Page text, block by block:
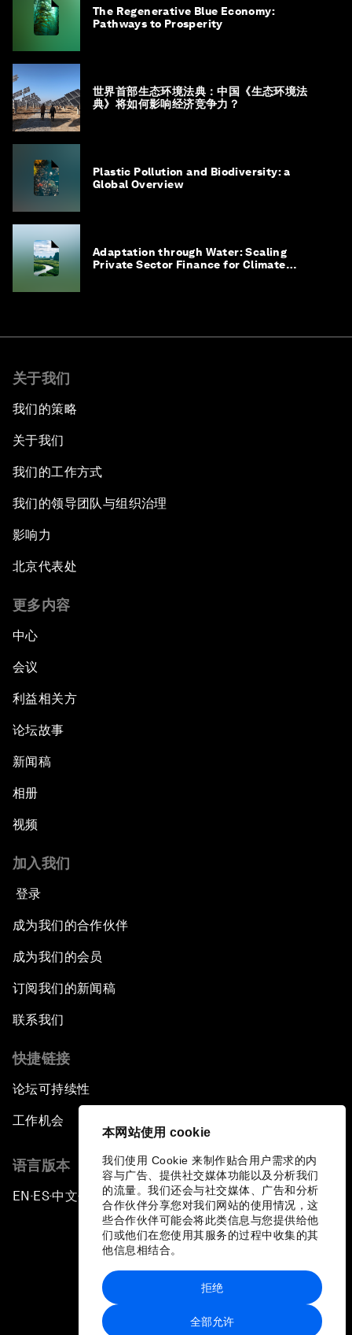
本网站使用 cookie
我们使用 Cookie 来制作贴合用户需求的内
容与广告、提供社交媒体功能以及分析我们
的流量。我们还会与社交媒体、广告和分析
合作伙伴分享您对我们网站的使用情况，这
些合作伙伴可能会将此类信息与您提供给他
们或他们在您使用其服务的过程中收集的其
他信息相结合。
全部允许
拒绝
The Regenerative Blue Economy:
Pathways to Prosperity
世界首部生态环境法典：中国《生态环境法
典》将如何影响经济竞争力？
Plastic Pollution and Biodiversity: a
Global Overview
Adaptation through Water: Scaling
Private Sector Finance for Climate
关于我们
我们的策略
关于我们
我们的工作方式
我们的领导团队与组织治理
影响力
北京代表处
更多内容
中心
会议
利益相关方
论坛故事
新闻稿
相册
视频
加入我们
登录
成为我们的合作伙伴
成为我们的会员
订阅我们的新闻稿
联系我们
快捷链接
论坛可持续性
工作机会
语言版本
EN ▪ES▪中文▪ 日本語
站点地图